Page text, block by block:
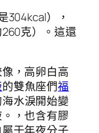
304kcal），
克）。這還
，高卵白高
的雙魚座們福
水淚開始變
，也含有膠